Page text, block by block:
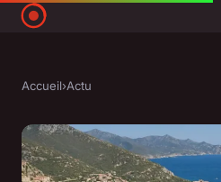
Accueil›Actu